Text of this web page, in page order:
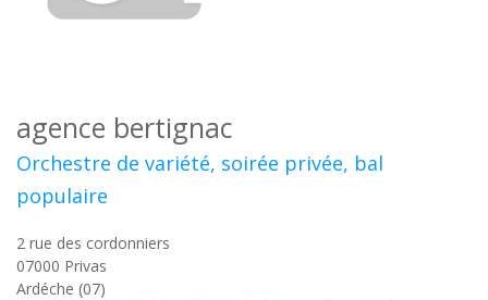
agence bertignac
Orchestre de variété, soirée privée, bal
populaire
2 rue des cordonniers
07000 Privas
Ardéche (07)